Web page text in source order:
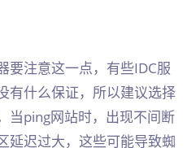
要注意这一点，有些IDC服
有什么保证，所以建议选择
当ping网站时，出现不间断
延迟过大，这些可能导致蜘